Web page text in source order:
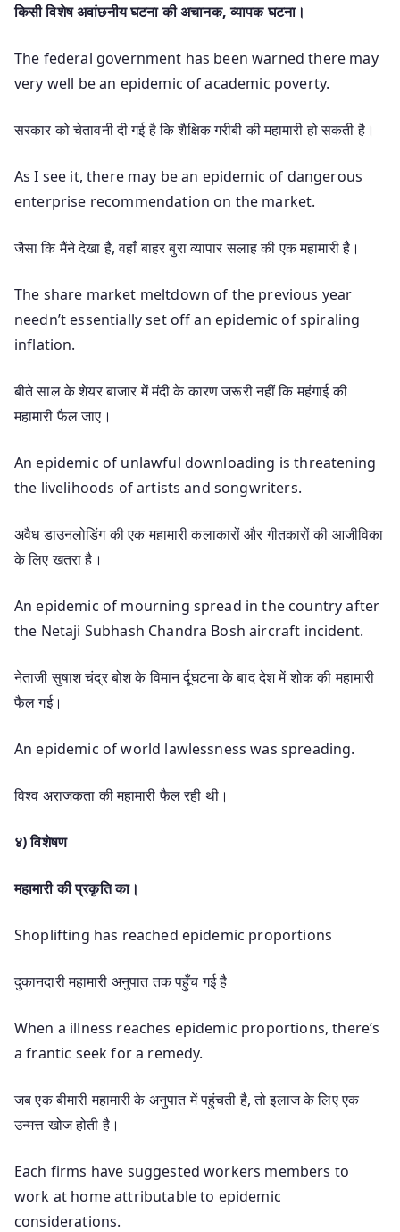
किसी विशेष अवांछनीय घटना की अचानक,व्यापक घटना।
The federal government has been warned there may
very well be an epidemic of academic poverty.
सरकार को चेतावनी दी गई है कि शैक्षिक गरीबी की महामारी हो सकती है।
As I see it, there may be an epidemic of dangerous
enterprise recommendation on the market.
जैसा कि मैंने देखा है, वहाँ बाहर बुरा व्यापार सलाह की एक महामारी है।
The share market meltdown of the previous year
needn’t essentially set off an epidemic of spiraling
inflation.
बीते साल के शेयर बाजार में मंदी के कारण जरूरी नहीं कि महंगाई की
महामारी फैल जाए।
An epidemic of unlawful downloading is threatening
the livelihoods of artists and songwriters.
अवैध डाउनलोडिंग की एक महामारी कलाकारों और गीतकारों की आजीविका
के लिए खतरा है।
An epidemic of mourning spread in the country after
the Netaji Subhash Chandra Bosh aircraft incident.
नेताजी सुषाश चंद्र बोश के विमान र्दूघटना के बाद देश में शोक की महामारी
फैल गई।
An epidemic of world lawlessness was spreading.
विश्व अराजकता की महामारी फैल रही थी।
४) विशेषण
महामारी की प्रकृति का।
Shoplifting has reached epidemic proportions
दुकानदारी महामारी अनुपात तक पहुँच गई है
When a illness reaches epidemic proportions, there’s
a frantic seek for a remedy.
जब एक बीमारी महामारी के अनुपात में पहुंचती है, तो इलाज के लिए एक
उन्मत्त खोज होती है।
Each firms have suggested workers members to
work at home attributable to epidemic
considerations.